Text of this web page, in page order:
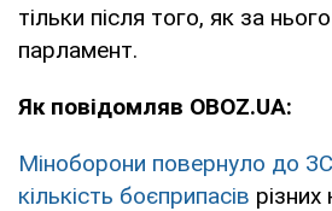
тільки після того, як за
парламент.
Як повідомляв OBOZ.UA:
Міноборони повернуло до
кількість боєприпасів різних